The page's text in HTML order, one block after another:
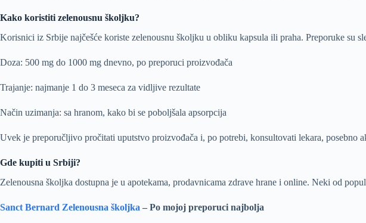
Kako koristiti zelenousnu školjku?
Korisnici iz Srbije najčešće koriste zelenousnu školjku u obliku kapsula ili praha. Preporuke su
Doza: 500 mg do 1000 mg dnevno, po preporuci proizvođača
Trajanje: najmanje 1 do 3 meseca za vidljive rezultate
Način uzimanja: sa hranom, kako bi se poboljšala apsorpcija
Uvek je preporučljivo pročitati uputstvo proizvođača i, po potrebi, konsultovati lekara, posebno
Gde kupiti u Srbiji?
Zelenousna školjka dostupna je u apotekama, prodavnicama zdrave hrane i online. Neki od
Sanct Bernard Zelenousna školjka – Po mojoj preporuci najbolja